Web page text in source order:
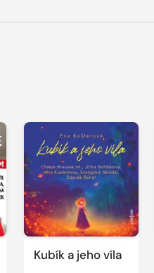
Kubík a jeho víla
Přehrát
ukázku